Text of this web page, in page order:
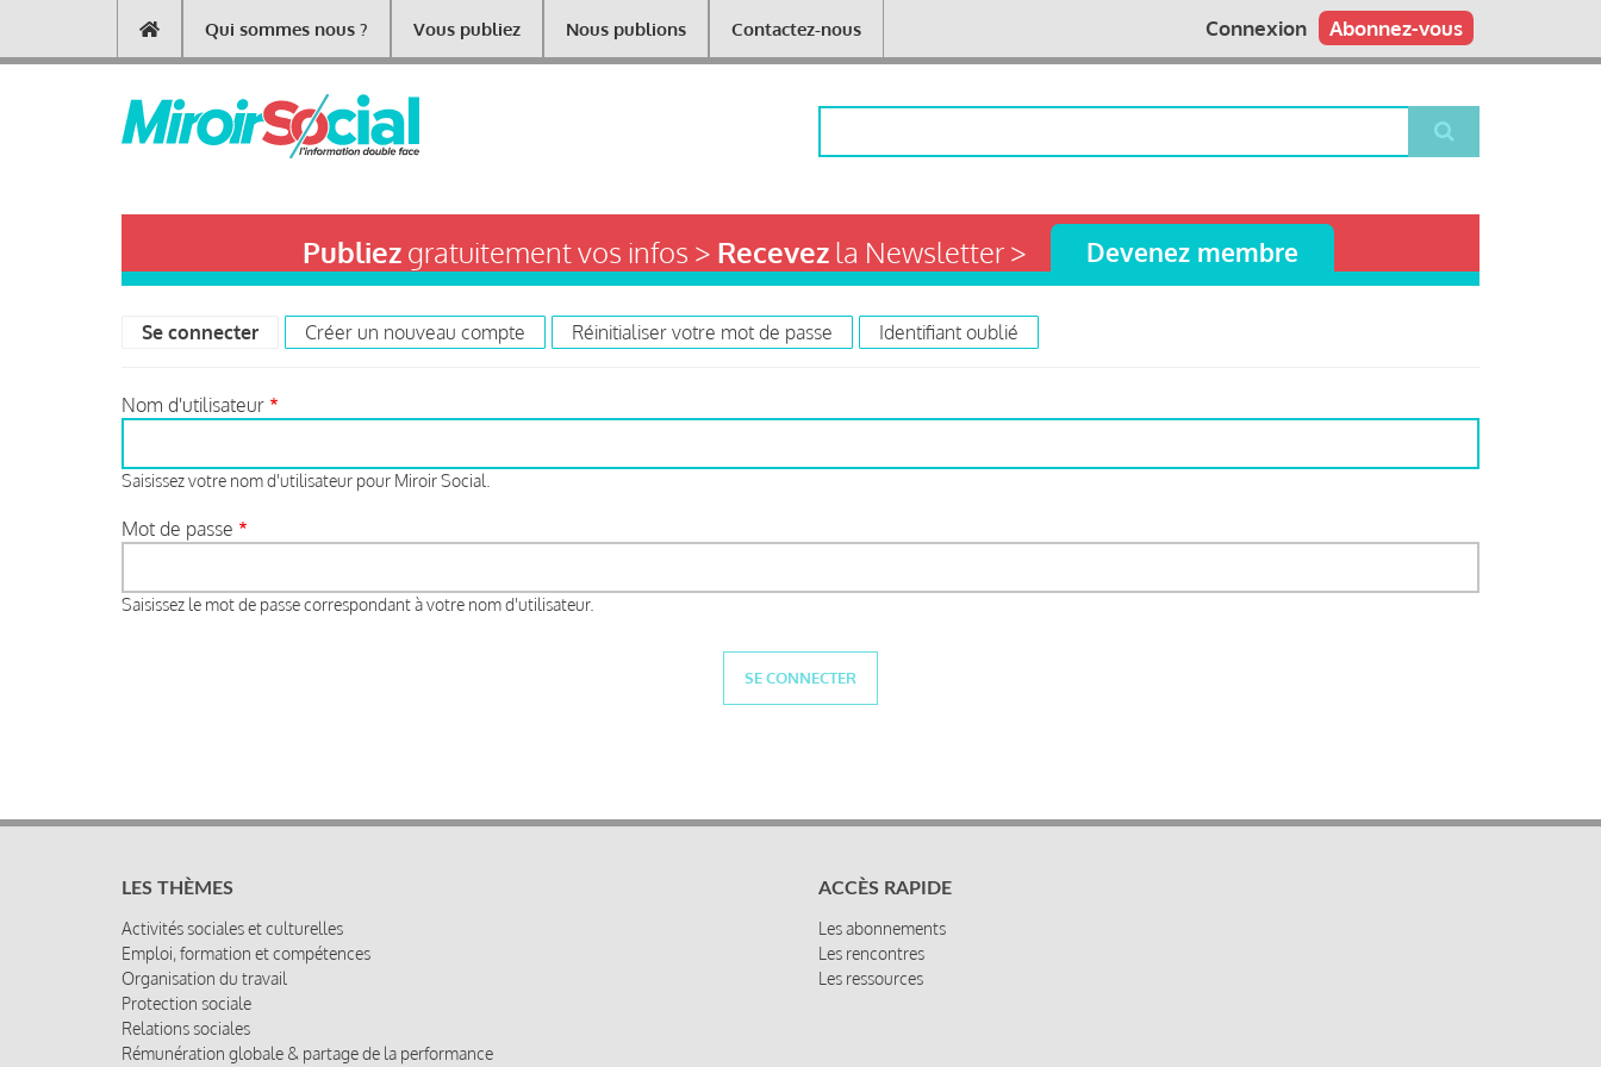
contenu
Main
navigation
Qui sommes nous ? Vous publiez Nous publions Contactez-nous Abonnez-vous
Connexion
Publiezgratuitement vos infos > Recevezla Newsletter > Devenez membre
tabs
Se connecter (onglet actif)
Créer un nouveau compte Réinitialiser votre mot de passe Identifiant oublié
Nom d'utilisateur
Saisissez votre nom d'utilisateur pour Miroir Social.
Mot de passe
Saisissez le mot de passe correspondant à votre nom d'utilisateur.
LES THÈMES
Activités sociales et culturelles
Emploi, formation et compétences
Organisation du travail
Protection sociale
Relations sociales
Rémunération globale & partage de la performance
ACCÈS RAPIDE
Les abonnements
Les rencontres
Les ressources